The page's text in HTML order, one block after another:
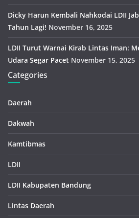
Dicky Harun Kembali Nahkodai LDII
Tahun Lagi! November 16, 2025
LDII Turut Warnai Kirab Lintas Iman:
Udara Segar Pacet November 15, 2025
Categories
Daerah
Dakwah
Kamtibmas
LDII
LDII Kabupaten Bandung
Lintas Daerah